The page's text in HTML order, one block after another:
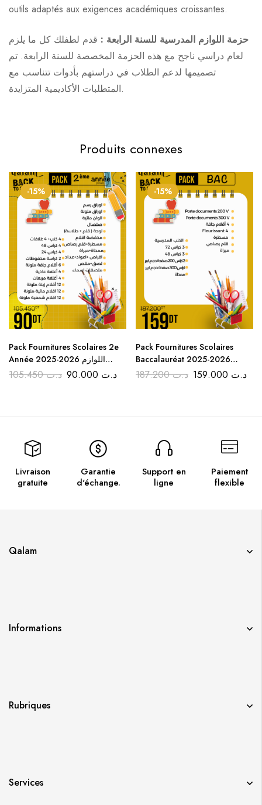
outils adaptés aux exigences académiques croissantes.
حزمة اللوازم المدرسية للسنة الرابعة : قدم لطفلك كل ما يلزم
لعام دراسي ناجح مع هذه الحزمة المخصصة للسنة الرابعة. تم
تصميمها لدعم الطلاب في دراستهم بأدوات تتناسب مع
المتطلبات الأكاديمية المتزايدة.
Produits connexes
-15%
Pack Fournitures Scolaires 2e
Année 2025-2026 اللوازم
المدرسية للسنة الثانية ابتدائي
د.ت105.450 د.ت
-15%
Pack Fournitures Scolaires
Baccalauréat 2025-2026
اللوازم المدرسية البكالوريا
د.ت187.200 د.ت
Livraison
gratuite
Garantie
d'échange.
Support en
ligne
Paiement
flexible
Qalam
Informations
Rubriques
Services